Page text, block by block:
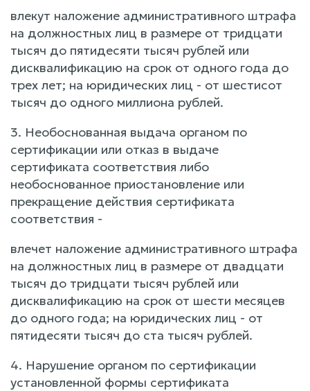
влекут наложение административного штрафа
на должностных лиц в размере от тридцати
тысяч до пятидесяти тысяч рублей или
дисквалификацию на срок от одного года до
трех лет; на юридических лиц - от шестисот
тысяч до одного миллиона рублей.
3. Необоснованная выдача органом по
сертификации или отказ в выдаче
сертификата соответствия либо
необоснованное приостановление или
прекращение действия сертификата
соответствия -
влечет наложение административного штрафа
на должностных лиц в размере от двадцати
тысяч до тридцати тысяч рублей или
дисквалификацию на срок от шести месяцев
до одного года; на юридических лиц - от
пятидесяти тысяч до ста тысяч рублей.
4. Нарушение органом по сертификации
установленной формы сертификата